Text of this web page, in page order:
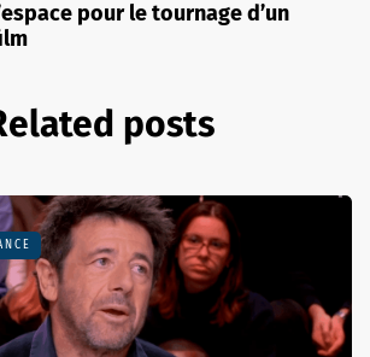
pour le tournage d’un
posts